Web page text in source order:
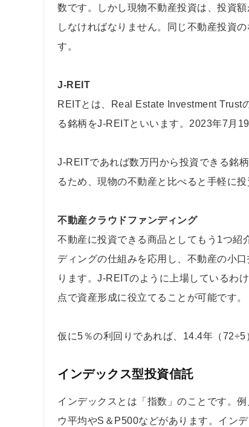
数です。しかし現物不動産投資は、投資
しなければなりません。同じ不動産投資
す。
J-REIT
REITとは、Real Estate Investment Trust
る銘柄をJ-REITといいます。2023年7月
J-REITであれば数万円から投資できる銘
るため、現物の不動産と比べると手軽に投
不動産クラウドファンディング
不動産に投資できる商品としてもう1つ紹
ディングの仕組みを応用し、不動産の小
ります。J-REITのように上場しているわ
点で資産形成に役立てることが可能です。
仮に5％の利回りであれば、14.4年（72÷5
インデックス型投資信託
インデックスとは「指数」のことです。
ウ平均やS＆P500などがあります。イン